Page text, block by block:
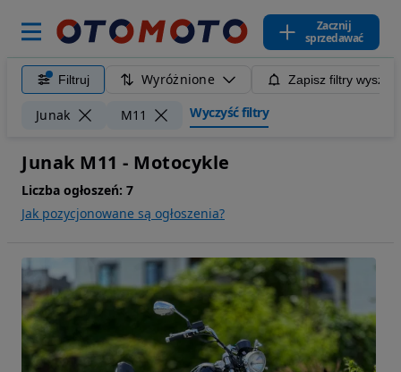
Zacznij
sprzedawać
Filtruj Wyróżnione Zapisz filtry
Junak M11 Wyczyść filtry
Junak M11 - Motocykle
Liczba ogłoszeń: 7
Jak pozycjonowane są ogłoszenia?